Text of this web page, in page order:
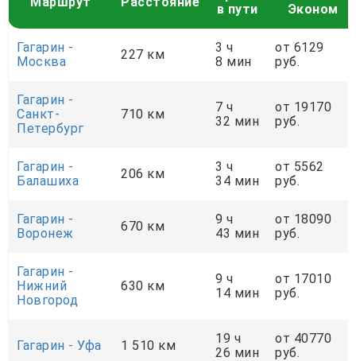
в пути
Эконом
Гагарин -
Москва
227 км
3 ч
8 мин
от 6129
руб.
Гагарин -
Санкт-
Петербург
710 км
7 ч
32 мин
от 19170
руб.
Гагарин -
Балашиха
206 км
3 ч
34 мин
от 5562
руб.
Гагарин -
Воронеж
670 км
9 ч
43 мин
от 18090
руб.
Гагарин -
Нижний
Новгород
630 км
9 ч
14 мин
от 17010
руб.
Гагарин - Уфа 1 510 км
19 ч
26 мин
от 40770
руб.